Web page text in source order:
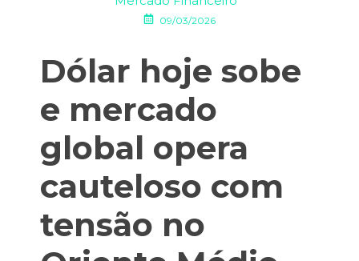
09/03/2026
Dólar hoje sobe
e mercado
global opera
cauteloso com
tensão no